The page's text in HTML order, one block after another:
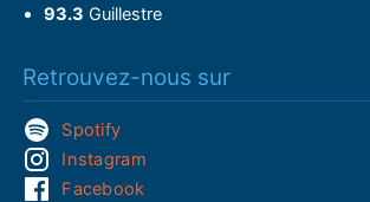
93.3 Guillestre
Retrouvez-nous sur
Spotify
Instagram
Facebook